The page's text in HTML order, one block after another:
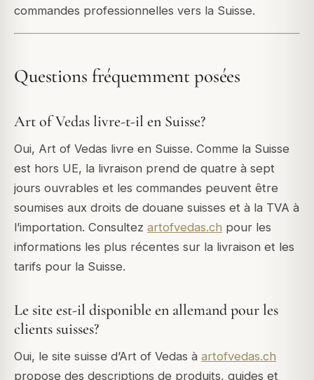
commandes professionnelles vers la Suisse.
Questions fréquemment posées
Art of Vedas livre-t-il en Suisse?
Oui, Art of Vedas livre en Suisse. Comme la Suisse
est hors UE, la livraison prend de quatre à sept
jours ouvrables et les commandes peuvent être
soumises aux droits de douane suisses et à la TVA à
l’importation. Consultez artofvedas.ch pour les
informations les plus récentes sur la livraison et les
tarifs pour la Suisse.
Le site est-il disponible en allemand pour les
clients suisses?
Oui, le site suisse d’Art of Vedas à artofvedas.ch
propose des descriptions de produits, guides et